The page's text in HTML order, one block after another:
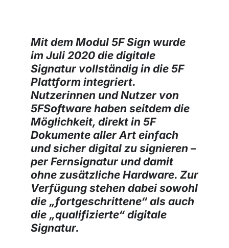
Mit dem Modul 5F Sign wurde
im Juli 2020 die digitale
Signatur vollständig in die 5F
Plattform integriert.
Nutzerinnen und Nutzer von
5FSoftware haben seitdem die
Möglichkeit, direkt in 5F
Dokumente aller Art einfach
und sicher digital zu signieren –
per Fernsignatur und damit
ohne zusätzliche Hardware. Zur
Verfügung stehen dabei sowohl
die „fortgeschrittene“ als auch
die „qualifizierte“ digitale
Signatur.